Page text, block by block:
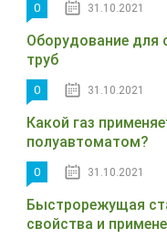
0 31.10.2021
Оборудование для
труб
0 31.10.2021
Какой газ
полуавтоматом?
0 31.10.2021
Быстрорежущая
свойства и